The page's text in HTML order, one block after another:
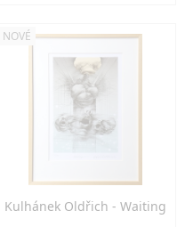
NOVÉ
Kulhánek Oldřich - Waiting